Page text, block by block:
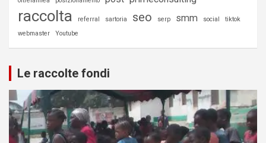
raccolta referral sartoria seo serp smm social
tiktok
webmaster
Youtube
Le raccolte fondi